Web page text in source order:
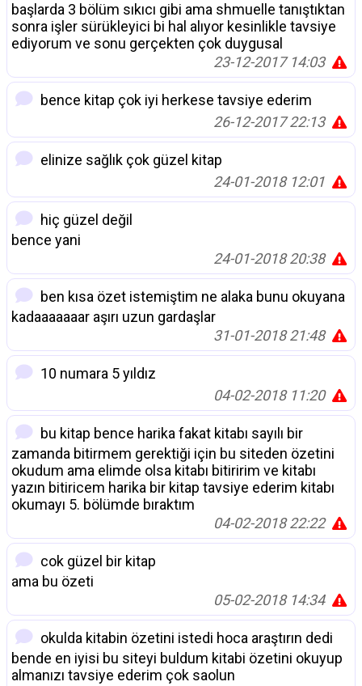
başlarda 3 bölüm sıkıcı gibi ama shmuelle tanıştıktan
sonra işler sürükleyici bi hal alıyor kesinlikle tavsiye
ediyorum ve sonu gerçekten çok duygusal
23-12-2017 14:03
bence kitap çok iyi herkese tavsiye ederim
26-12-2017 22:13
elinize sağlık çok güzel kitap
24-01-2018 12:01
hiç güzel değil
bence yani
24-01-2018 20:38
ben kısa özet istemiştim ne alaka bunu okuyana
kadaaaaaaar aşırı uzun gardaşlar
31-01-2018 21:48
10 numara 5 yıldız
04-02-2018 11:20
bu kitap bence harika fakat kitabı sayılı bir
zamanda bitirmem gerektiği için bu siteden özetini
okudum ama elimde olsa kitabı bitiririm ve kitabı
yazın bitiricem harika bir kitap tavsiye ederim kitabı
okumayı 5. bölümde bıraktım
04-02-2018 22:22
cok güzel bir kitap
ama bu özeti
05-02-2018 14:34
okulda kitabin özetini istedi hoca araştırın dedi
bende en iyisi bu siteyi buldum kitabi özetini okuyup
almanızı tavsiye ederim çok saolun